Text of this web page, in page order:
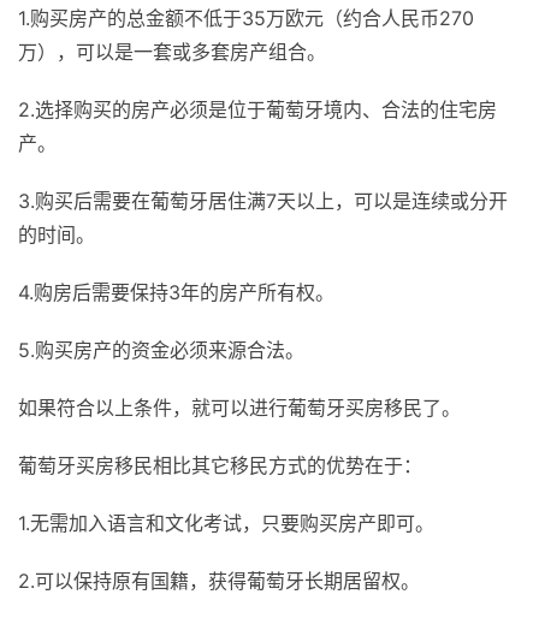
1.购买房产的总金额不低于35万欧元（约合人民币270
万），可以是一套或多套房产组合。
2.选择购买的房产必须是位于葡萄牙境内、合法的住宅房
产。
3.购买后需要在葡萄牙居住满7天以上，可以是连续或分开
的时间。
4.购房后需要保持3年的房产所有权。
5.购买房产的资金必须来源合法。
如果符合以上条件，就可以进行葡萄牙买房移民了。
葡萄牙买房移民相比其它移民方式的优势在于：
1.无需加入语言和文化考试，只要购买房产即可。
2.可以保持原有国籍，获得葡萄牙长期居留权。